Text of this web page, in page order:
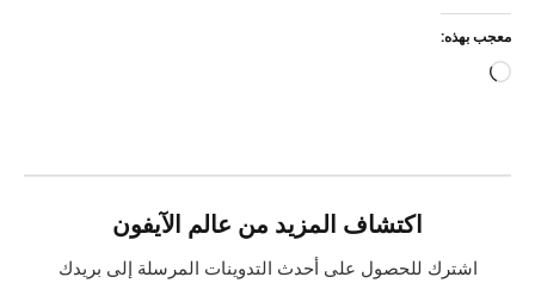
معجب بهذه:
جاري
اكتشاف المزيد من عالم الآيفون
اشترك للحصول على أحدث التدوينات المرسلة إلى بريدك